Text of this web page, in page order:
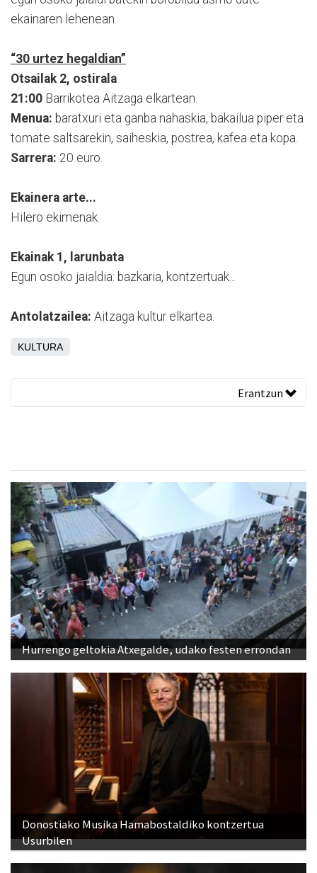
ekainaren lehenean.
“30 urtez hegaldian”
Otsailak 2, ostirala
21:00 Barrikotea Aitzaga elkartean.
Menua: baratxuri eta ganba nahaskia, bakailua piper eta
tomate saltsarekin, saiheskia, postrea, kafea eta kopa.
Sarrera: 20 euro.
Ekainera arte...
Hilero ekimenak.
Ekainak 1, larunbata
Egun osoko jaialdia: bazkaria, kontzertuak...
Antolatzailea: Aitzaga kultur elkartea.
KULTURA
Erantzun
Hurrengo geltokia Atxegalde, udako festen errondan
Donostiako Musika Hamabostaldiko kontzertua
Usurbilen